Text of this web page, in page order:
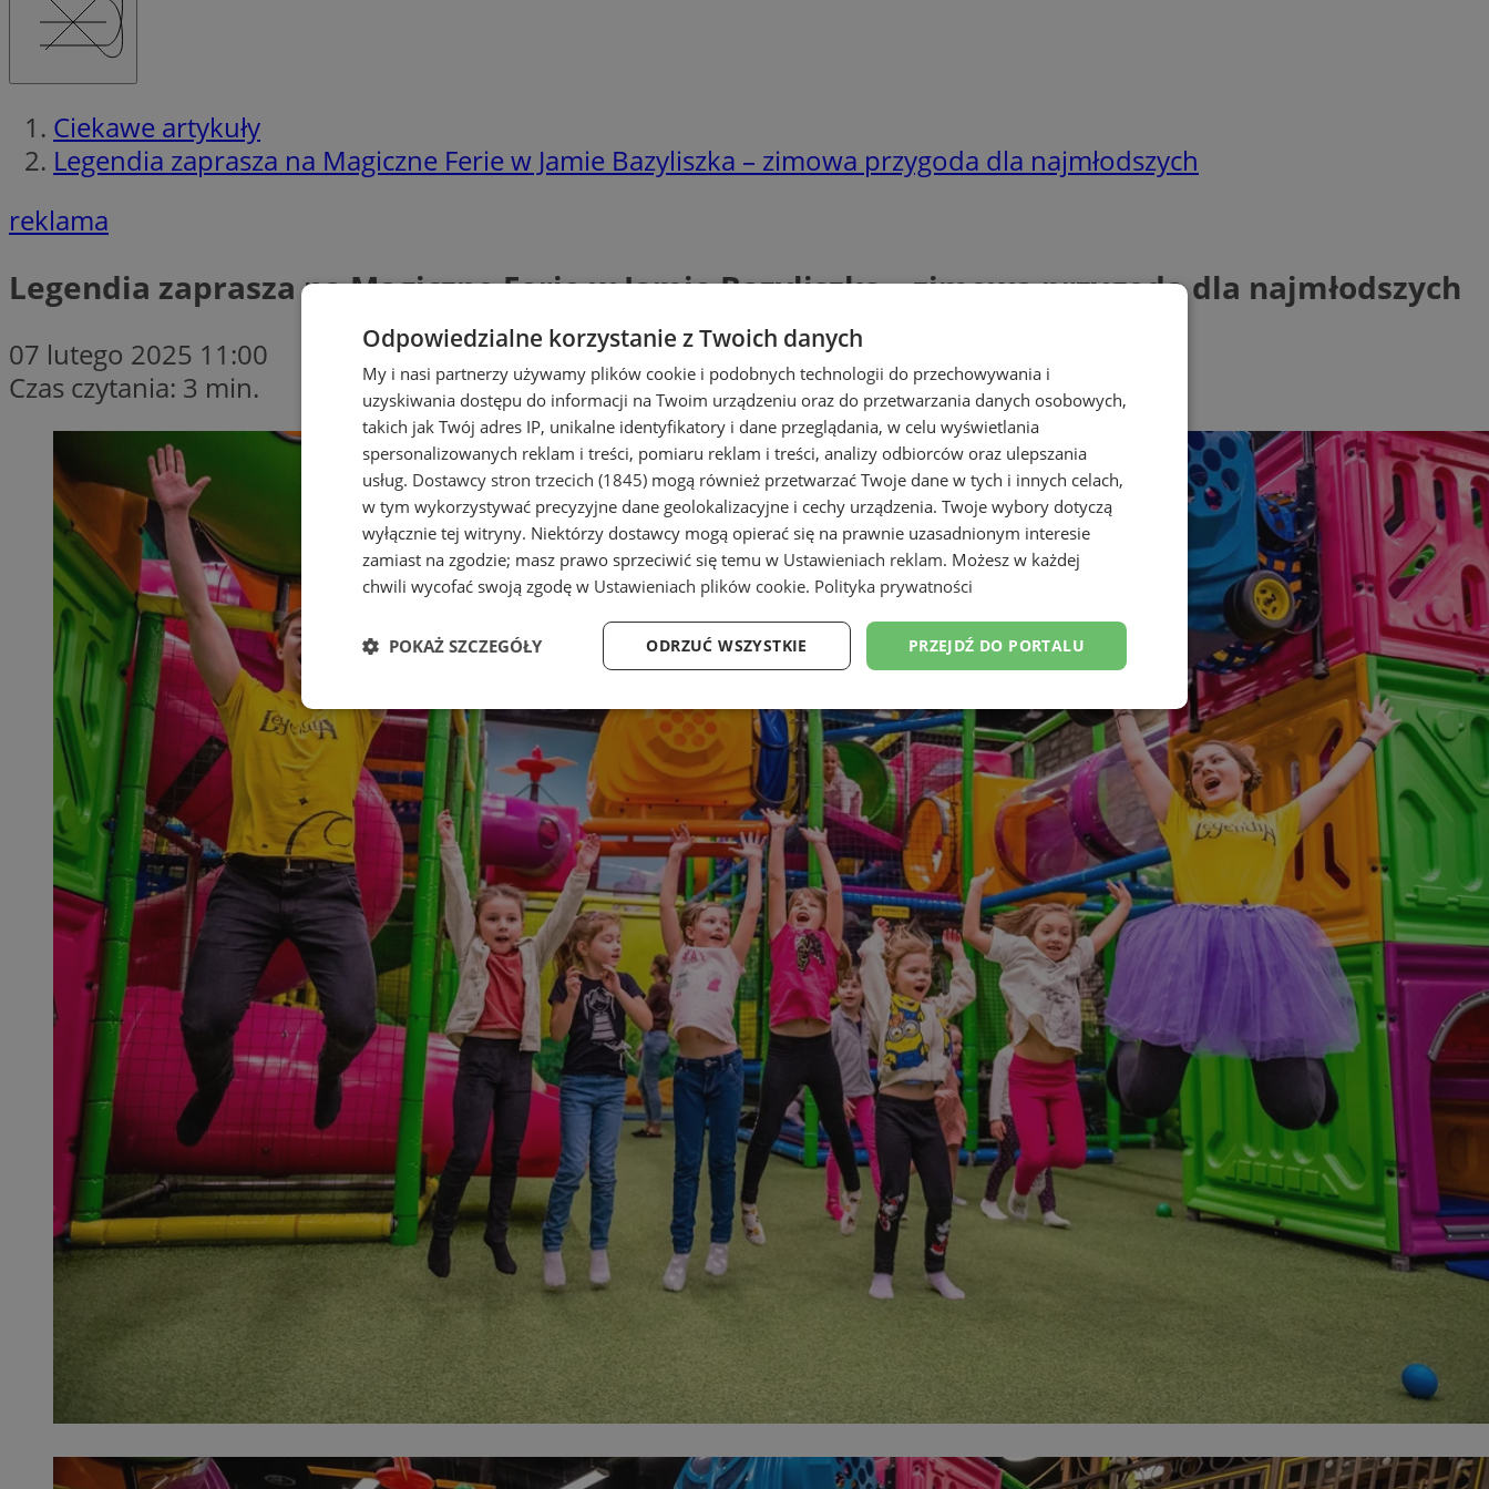
Ciekawe artykuły
Legendia zaprasza na Magiczne Ferie w Jamie Bazyliszka – zimowa przygoda dla najmłodszych
reklama
Legendia zaprasza na Magiczne Ferie w Jamie Bazyliszka – zimowa przygoda dla najmłodszych
07 lutego 2025 11:00
Czas czytania: 3 min.
Odpowiedzialne korzystanie z Twoich danych
My i nasi partnerzy używamy plików cookie i podobnych technologii do przechowywania i
uzyskiwania dostępu do informacji na Twoim urządzeniu oraz do przetwarzania danych osobowych,
takich jak Twój adres IP, unikalne identyfikatory i dane przeglądania, w celu wyświetlania
spersonalizowanych reklam i treści, pomiaru reklam i treści, analizy odbiorców oraz ulepszania
usług. Dostawcy stron trzecich (1845) mogą również przetwarzać Twoje dane w tych i innych celach,
w tym wykorzystywać precyzyjne dane geolokalizacyjne i cechy urządzenia. Twoje wybory dotyczą
wyłącznie tej witryny. Niektórzy dostawcy mogą opierać się na prawnie uzasadnionym interesie
zamiast na zgodzie; masz prawo sprzeciwić się temu w Ustawieniach reklam. Możesz w każdej
chwili wycofać swoją zgodę w Ustawieniach plików cookie. Polityka prywatności
PRZEJDŹ DO PORTALU
ODRZUĆ WSZYSTKIE
POKAŻ SZCZEGÓŁY
Niezbędne Wydajność Targetowanie Funkcjonalność Niesklasyfikowane
Niezbędne Wydajność Targetowanie Funkcjonalność Niesklasyfikowane
Niezbędne pliki cookie umożliwiają korzystanie z podstawowych funkcji strony internetowej, takich jak logowanie użytkownika i
zarządzanie kontem. Bez niezbędnych plików cookie nie można prawidłowo korzystać ze strony internetowej.
Nazwa Provider/ Domena
Okres
przechowywania
Opis
QeSessID mojchorzow.pl 1 rok
Ten plik cookie przechowuje identyfikator sesji.
MvSessID
mojchorzow.pl 1 rok
Ten plik cookie przechowuje identyfikator sesji.
mojchorzow.pl 1 rok
Ten plik cookie przechowuje identyfikator sesji.
CookieScriptConsent
CookieScript
mojchorzow.pl
4 tygodnie 2 dni
Ten plik cookie jest używany przez usługę Cookie-
Script.com do zapamiętywania preferencji
dotyczących zgody użytkownika na pliki cookie.
Jest to konieczne, aby baner cookie Cookie-
Script.com działał poprawnie.
__cf_bm
Cloudflare Inc.
.temu.com
29 minut 53
sekundy
Ten plik cookie służy do rozróżniania ludzi i
botów. Jest to korzystne dla strony internetowej,
ponieważ umożliwia tworzenie ważnych raportów
na temat korzystania z jej witryny internetowej.
VISITOR_PRIVACY_METADATA
YouTube
.youtube.com
5 miesięcy 4
Ten plik cookie przechowuje informacje o zgodzie
użytkownika oraz jego preferencjach dotyczących
Rejestruje wybory dotyczące polityki prywatności
i ustawień zgody, zapewniając ich przestrzeganie
w kolejnych wizytach. Dzięki temu użytkownik nie
musi ponownie konfigurować swoich preferencji,
co zwiększa wygodę i zgodność z regulacjami
ochrony danych.
bh.contextweb.com
równoważenia obciążenia w celu optymalizacji
doświadczenia użytkownika.
Google Privacy Policy